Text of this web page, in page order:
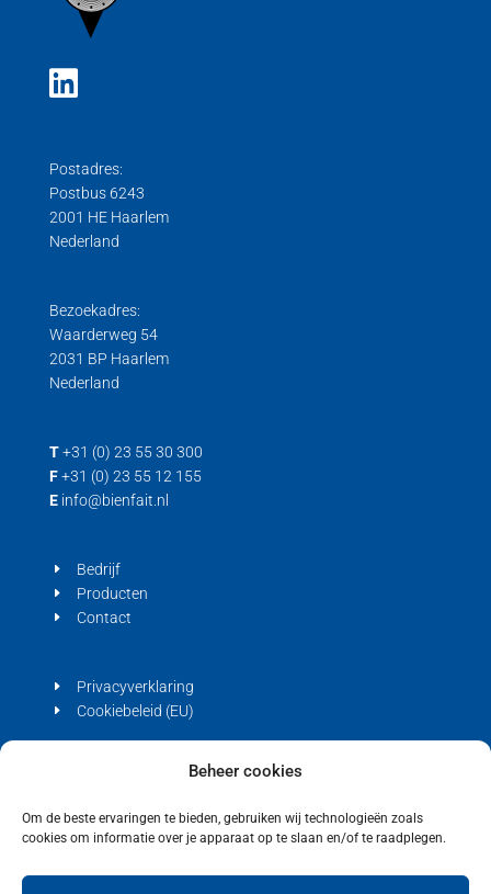
Beheer cookies
Om de beste ervaringen te bieden, gebruiken wij technologieën zoals
cookies om informatie over je apparaat op te slaan en/of te raadplegen.
Postadres:
Postbus 6243
2001 HE Haarlem
Nederland
Bezoekadres:
Waarderweg 54
2031 BP Haarlem
Nederland
T +31 (0) 23 55 30 300
F +31 (0) 23 55 12 155
E info@bienfait.nl
Bedrijf
Producten
Contact
Privacyverklaring
Cookiebeleid (EU)
Copyright © 2021 Bienfait